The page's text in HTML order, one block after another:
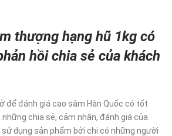
thượng hạng hũ 1kg có
hồi chia sẻ của khách
để đánh giá cao sâm Hàn Quốc có tốt
chia sẻ, cảm nhận, đánh giá của
dụng sản phẩm bởi chi có những người